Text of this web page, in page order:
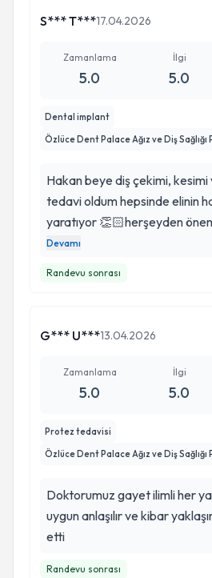
S*** T***17.04.2026
Zamanlama
5.0
İlgi
5.0
Dental implant
Özlüce Dent Palace Ağız ve Diş Sağlığı
Hakan beye diş çekimi,
tedavi oldum hepsinde elinin
yaratıyor 👏🏻herşeyden önemlisi implanttan deli
gibi korkan bana implant
Devamı
Randevu sonrası
G*** U***13.04.2026
Zamanlama
5.0
İlgi
5.0
Protez tedavisi
Özlüce Dent Palace Ağız ve Diş Sağlığı
Doktorumuz gayet ilimli her
uygun anlaşılır ve kibar
etti
Randevu sonrası